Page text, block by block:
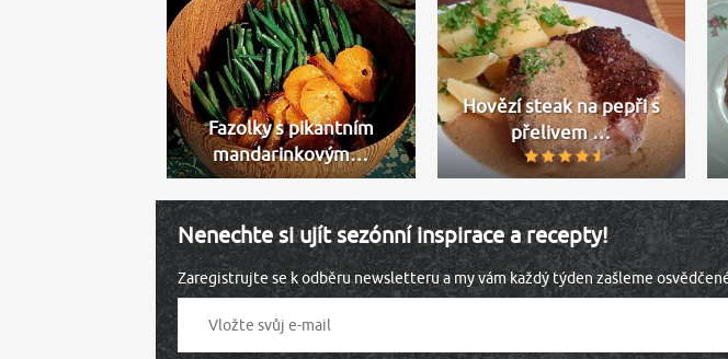
Fazolky s pikantním
mandarinkovým…
Hovězí steak na pepři s
přelivem …
Nenechte si ujít sezónní inspirace a recepty!
Zaregistrujte se k odběru newsletteru a my vám každý týden zašleme